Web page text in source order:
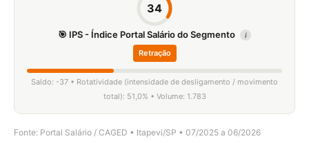
34
🎯 IPS - Índice Portal Salário do Segmento i
Retração
Saldo: -37 • Rotatividade (intensidade de desligamento / movimento
total): 51,0% • Volume: 1.783
Fonte: Portal Salário / CAGED • Itapevi/SP • 07/2025 a 06/2026